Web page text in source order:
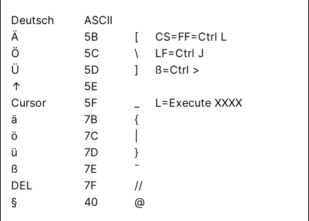
Deutsch
ASCII
Ä
5B [
CS=FF=Ctrl L
Ö
5C \
LF=Ctrl J
Ü
5D ]
ß=Ctrl >
↑
5E
Cursor
5F
L=Execute XXXX
ä
7B
{
ö
7C
ü
7D
}
ß
7E
¯
DEL
7F
//
§
40
@